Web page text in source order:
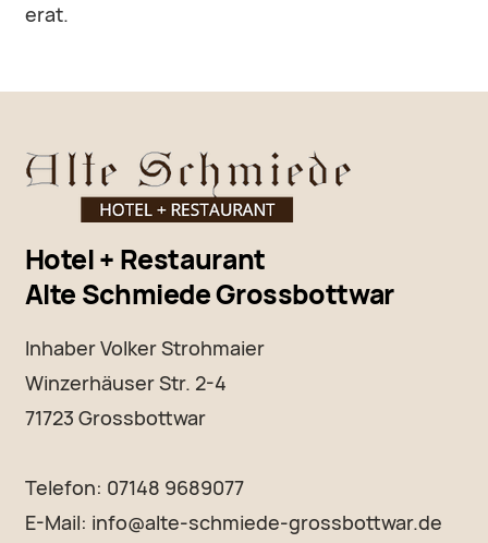
erat.
Hotel + Restaurant
Alte Schmiede Grossbottwar
Inhaber Volker Strohmaier
Winzerhäuser Str. 2-4
71723 Grossbottwar
Telefon: 07148 9689077
E-Mail: info@alte-schmiede-grossbottwar.de